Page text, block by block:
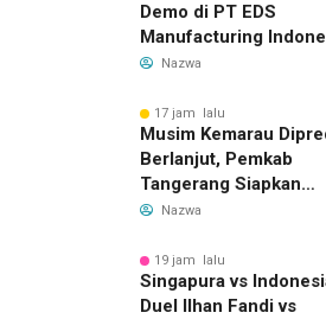
Demo di PT EDS
Manufacturing
Ditahan, Polda Banten
Pengelolaan Limbah
Nazwa
17 jam lalu
Musim Kemarau
Berlanjut, Pemkab
Tangerang Siapkan
Langkah Antisipasi
Nazwa
19 jam lalu
Singapura vs
Duel Ilhan Fandi vs